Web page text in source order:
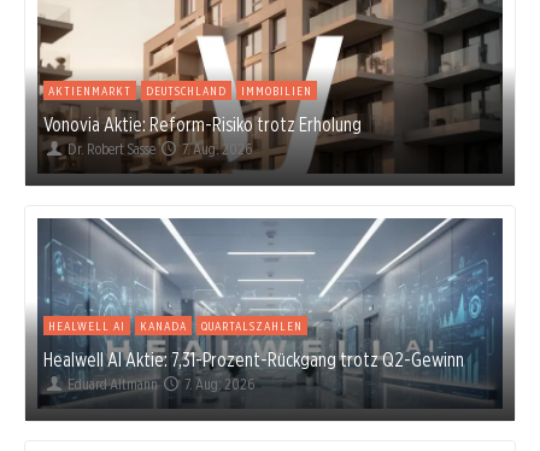
AKTIENMARKT DEUTSCHLAND IMMOBILIEN
Vonovia Aktie: Reform-Risiko trotz Erholung
Dr. Robert Sasse 7. Aug. 2026
HEALWELL AI KANADA QUARTALSZAHLEN
Healwell AI Aktie: 7,31-Prozent-Rückgang trotz Q2-Gewinn
Eduard Altmann 7. Aug. 2026